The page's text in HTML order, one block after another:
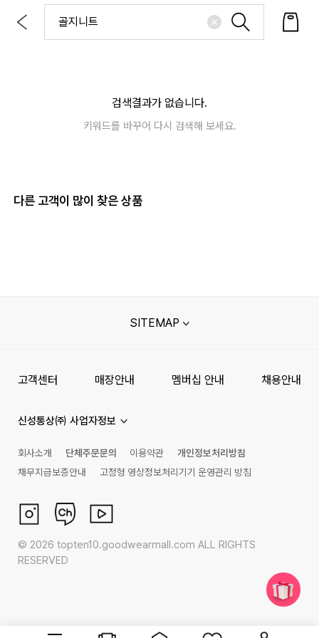
검색결과가 없습니다.
키워드를 바꾸어 다시 검색해 보세요.
다른 고객이 많이 찾은 상품
SITEMAP
고객센터 매장안내 멤버십 안내 채용안내
신성통상㈜ 사업자정보
회사소개 단체주문문의 이용약관
개인정보처리방침
채무지급보증안내
고정형 영상정보처리기기 운영관리 방침
© 2026 topten10.goodwearmall.com ALL RIGHTS
RESERVED